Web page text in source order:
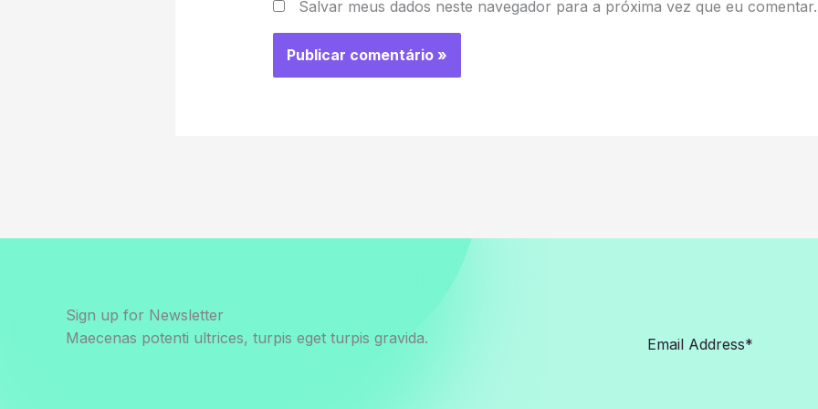
Salvar meus dados neste navegador para a próxima vez que eu comentar.
Sign up for Newsletter
Maecenas potenti ultrices, turpis eget turpis gravida.